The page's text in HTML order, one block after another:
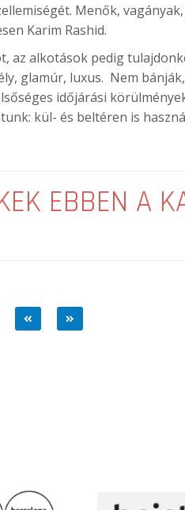
Menők,
Karim Rashid.
az alkotások pedig
glamúr, luxus. Nem
időjárási
kül- és beltéren is
EBBEN A